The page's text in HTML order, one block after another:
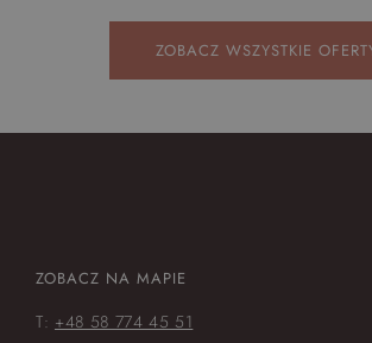
ZOBACZ WSZYSTKIE
ZOBACZ NA MAPIE
T: +48 58 774 45 51